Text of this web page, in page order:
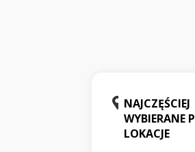
NAJCZĘŚCIEJ
WYBIERANE
LOKACJE